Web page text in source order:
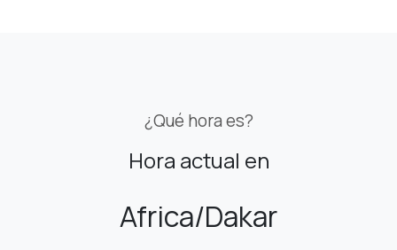
¿Qué hora es?
Hora actual en
Africa/Dakar